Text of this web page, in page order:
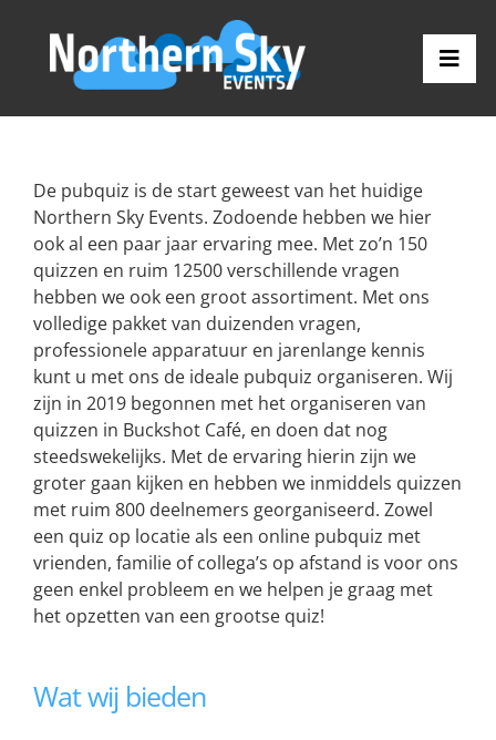
inhoud
Activiteiten
Northern Sky Events
Contact
De pubquiz is de start geweest van het huidige
Northern Sky Events. Zodoende hebben we hier
ook al een paar jaar ervaring mee. Met zo’n 150
quizzen en ruim 12500 verschillende vragen
hebben we ook een groot assortiment. Met ons
volledige pakket van duizenden vragen,
professionele apparatuur en jarenlange kennis
kunt u met ons de ideale pubquiz organiseren. Wij
zijn in 2019 begonnen met het organiseren van
quizzen in Buckshot Café, en doen dat nog
steedswekelijks. Met de ervaring hierin zijn we
groter gaan kijken en hebben we inmiddels quizzen
met ruim 800 deelnemers georganiseerd. Zowel
een quiz op locatie als een online pubquiz met
vrienden, familie of collega’s op afstand is voor ons
geen enkel probleem en we helpen je graag met
het opzetten van een grootse quiz!
Wat wij bieden